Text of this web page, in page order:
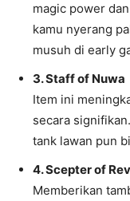
magic power
kamu nyerang
musuh di early
3. Staff of Nuwa
Item ini
secara
tank lawan pun
4. Scepter of
Memberikan